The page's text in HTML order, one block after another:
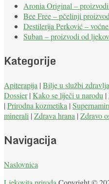
Aronia Original –
Bee Free – pčelinji
Destilerija Perković –
Suban – proizvodi od
Kategorije
Apiterapija | Bilje u službi zdravlja
Dossier| Kako se liječi u narodu |
| Prirodna kozmetika |
minerali | Zdrava hrana | Zdravo
Navigacija
Naslovnica